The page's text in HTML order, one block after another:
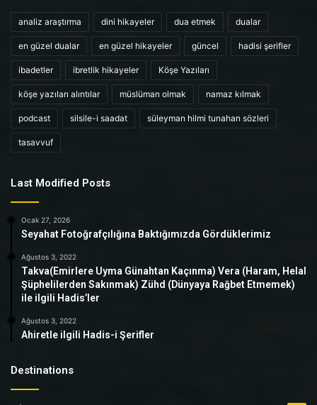
analiz araştırma dini hikayeler dua etmek dualar
en güzel dualar en güzel hikayeler güncel hadisi şerifler
ibadetler ibretlik hikayeler Köşe Yazıları
köşe yazıları alıntılar müslüman olmak namaz kılmak
podcast silsile-i saadat süleyman hilmi tunahan sözleri
tasavvuf
Last Modified Posts
Ocak 27, 2026
Seyahat Fotoğrafçılığına Baktığımızda Gördüklerimiz
Ağustos 3, 2022
Takva(Emirlere Uyma Günahtan Kaçınma) Vera (Haram, Helal
Şüphelilerden Sakınmak) Zühd (Dünyaya Rağbet Etmemek)
ile ilgili Hadis’ler
Ağustos 3, 2022
Ahiretle ilgili Hadis-i Şerifler
Destinations